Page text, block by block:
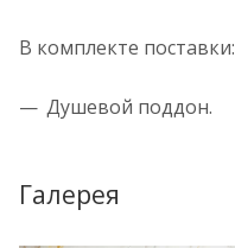
В комплекте поставки:
Душевой поддон.
Галерея